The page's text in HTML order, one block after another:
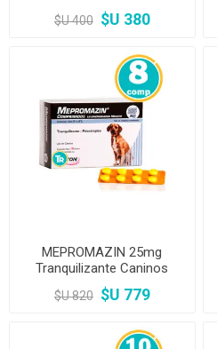
$U 400 $U 380
MEPROMAZIN 25mg
Tranquilizante Caninos
Blíster 8 Comp
$U 820 $U 779